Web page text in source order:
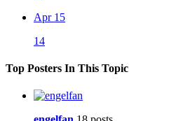
Apr 15
14
Top Posters In This Topic